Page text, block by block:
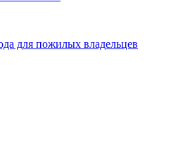
для пожилых владельцев